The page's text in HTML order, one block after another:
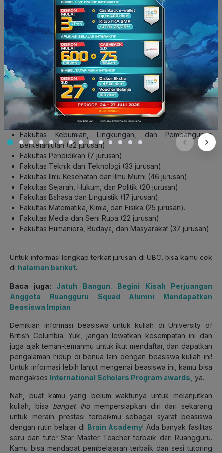
untuk penerimaan UBC.
Pertengahan April: Pengumuman penerima beasiswa kuliah.
Jurusan di University of British Columbia
UBC memiliki program yang sangat lengkap dan mencakup
hampir semua disiplin ilmu yang ditawarkan untuk jenjang S1.
UBC memiliki 2 kampus utama yang terletak di Kota
Vancouver dan Okanagan. Berikut daftar fakultas dan jumlah
jurusan yang bisa kamu pilih untuk kuliah di University of
British Columbia:
Fakultas Bisnis dan Ekonomi (17 jurusan).
Fakultas Kebumian, Lingkungan, dan Pembangunan
Berkelanjutan (32 jurusan).
Fakultas Pendidikan (7 jurusan).
Fakultas Teknik dan Teknologi (33 jurusan).
Fakultas Ilmu Kesehatan dan Ilmu Murni (46 jurusan).
Fakultas Sejarah, Hukum, dan Politik (20 jurusan).
Fakultas Bahasa dan Linguistik (17 jurusan).
Fakultas Matematika, Kimia, dan Fisika (25 jurusan).
Fakultas Media dan Seni Rupa (22 jurusan).
Fakultas Humaniora, Budaya, dan Masyarakat (37 jurusan).
Untuk informasi lengkap terkait jurusan di UBC, bisa kamu cek
di halaman berikut.
Baca juga: Jatuh Bangun, Begini Kisah Perjuangan
Anggota Ruangguru Squad Alumni Mendapatkan
Beasiswa Impian
Demikian informasi beasiswa untuk kuliah di University of
British Columbia. Yuk, jangan lewatkan kesempatan ini dan
juga ajak teman-temanmu untuk ikut mendaftar, dan dapatkan
pengalaman hidup di benua lain dengan beasiswa kuliah ini!
Untuk informasi lebih lanjut mengenai beasiswa ini, kamu bisa
mengakses International Scholars Program awards, ya.
Nah, buat kamu yang belum waktunya untuk melanjutkan
kuliah, bisa banget lho mempersiapkan diri dari sekarang
untuk meraih prestasi terbaikmu sebagai syarat beasiswa
dengan rutin belajar di Brain Academy! Ada banyak fasilitas
seru dan tutor Star Master Teacher terbaik dari Ruangguru.
Kamu bisa mendapat pembelajaran terbaik dan sesi tutoring